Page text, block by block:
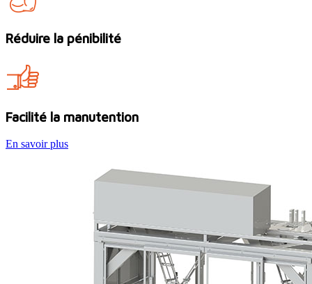
Réduire la pénibilité
Facilité la manutention
En savoir plus